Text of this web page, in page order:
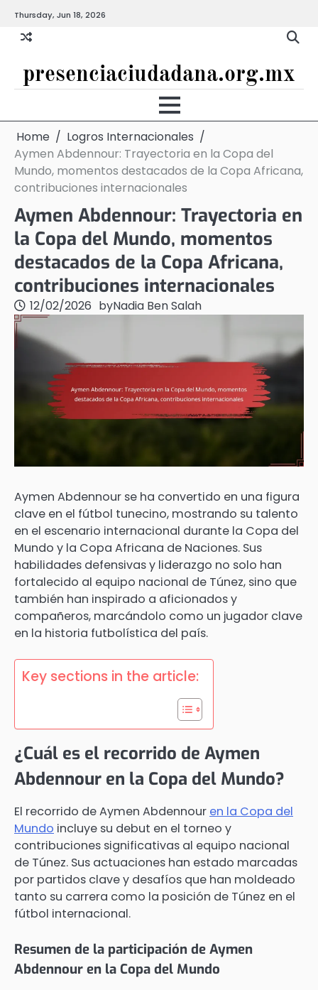
content
Thursday, Jun 18, 2026
presenciaciudadana.org.mx
Home
Logros Internacionales
Aymen Abdennour: Trayectoria en la Copa del
Mundo, momentos destacados de la Copa Africana,
contribuciones internacionales
Aymen Abdennour: Trayectoria en
la Copa del Mundo, momentos
destacados de la Copa Africana,
contribuciones internacionales
12/02/2026 byNadia Ben Salah
Aymen Abdennour se ha convertido en una figura
clave en el fútbol tunecino, mostrando su talento
en el escenario internacional durante la Copa del
Mundo y la Copa Africana de Naciones. Sus
habilidades defensivas y liderazgo no solo han
fortalecido al equipo nacional de Túnez, sino que
también han inspirado a aficionados y
compañeros, marcándolo como un jugador clave
en la historia futbolística del país.
Key sections in the article:
¿Cuál es el recorrido de Aymen
Abdennour en la Copa del Mundo?
El recorrido de Aymen Abdennour en la Copa del
Mundo incluye su debut en el torneo y
contribuciones significativas al equipo nacional
de Túnez. Sus actuaciones han estado marcadas
por partidos clave y desafíos que han moldeado
tanto su carrera como la posición de Túnez en el
fútbol internacional.
Resumen de la participación de Aymen
Abdennour en la Copa del Mundo